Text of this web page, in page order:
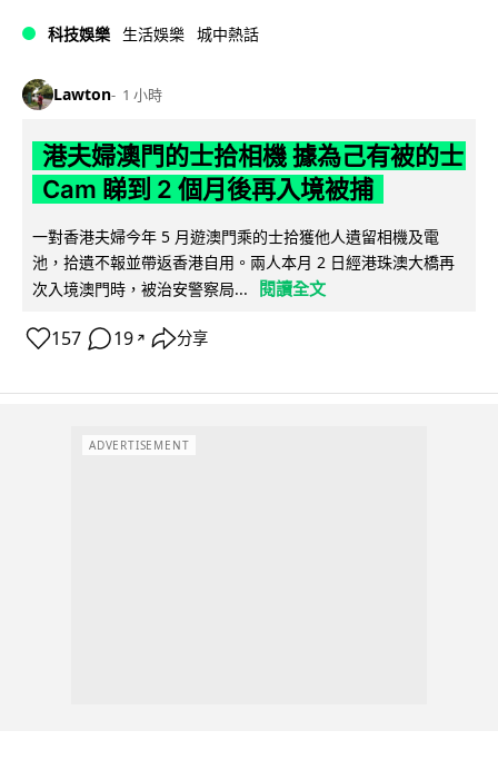
科技娛樂 生活娛樂 城中熱話
Lawton 1 小時
港夫婦澳門的士拾相機 據為己有被的士
Cam 睇到 2 個月後再入境被捕
一對香港夫婦今年 5 月遊澳門乘的士拾獲他人遺留相機及電
池，拾遺不報並帶返香港自用。兩人本月 2 日經港珠澳大橋再
次入境澳門時，被治安警察局...
閱讀全文
157 19 ↗ 分享
ADVERTISEMENT